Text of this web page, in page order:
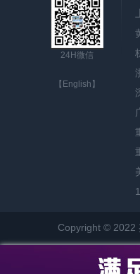
24H微信
【English】
Copyright © 2022
网站地图